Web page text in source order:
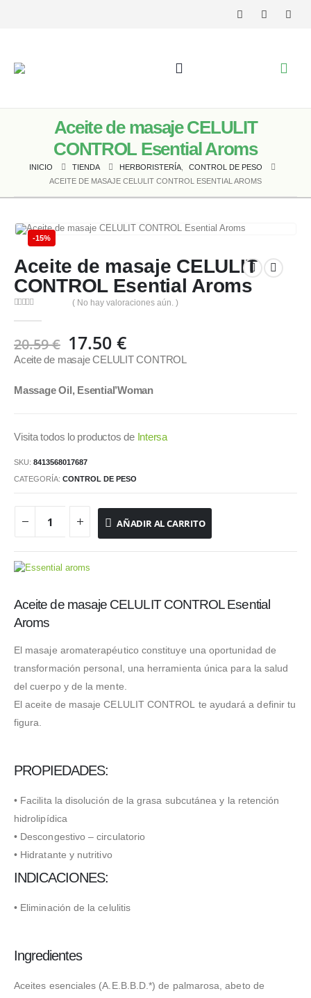
Aceite de masaje CELULIT
CONTROL Esential Aroms
INICIO TIENDA HERBORISTERÍA
CONTROL DE PESO
ACEITE DE MASAJE CELULIT CONTROL ESENTIAL AROMS
-15%
Aceite de masaje CELULIT
CONTROL Esential Aroms
( No hay valoraciones aún. )
20.59€ El
precio
era:
17.50€
precio
es:
Aceite de masaje CELULIT CONTROL
Massage Oil, Esential’Woman
Visita todos lo productos de Intersa
SKU: 8413568017687
CATEGORÍA: CONTROL DE PESO
AÑADIR AL CARRITO
Aceite de masaje CELULIT CONTROL Esential
Aroms
El masaje aromaterapéutico constituye una oportunidad de
transformación personal, una herramienta única para la salud
del cuerpo y de la mente.
El aceite de masaje CELULIT CONTROL te ayudará a definir tu
figura.
PROPIEDADES:
• Facilita la disolución de la grasa subcutánea y la retención
hidrolipídica
• Descongestivo – circulatorio
• Hidratante y nutritivo
INDICACIONES:
• Eliminación de la celulitis
Ingredientes
Aceites esenciales (A.E.B.B.D.*) de palmarosa, abeto de